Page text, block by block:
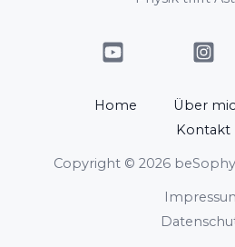
Home Über
Kontakt
Copyright © 2026